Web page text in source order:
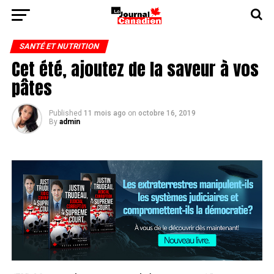
SANTÉ ET NUTRITION
Cet été, ajoutez de la saveur à vos
pâtes
Published 11 mois ago on octobre 16, 2019
By admin